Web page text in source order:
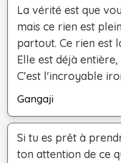
La vérité est que
mais ce rien est
partout. Ce rien est
Elle est déjà
C'est l'incroyable
Gangaji
Si tu es prêt à
ton attention de ce